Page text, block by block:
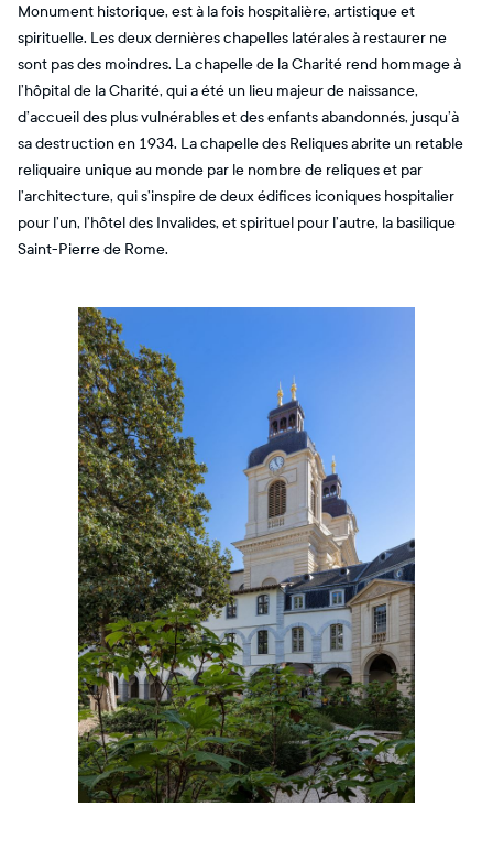
Monument historique, est à la fois hospitalière, artistique et
spirituelle. Les deux dernières chapelles latérales à restaurer ne
sont pas des moindres. La chapelle de la Charité rend hommage à
l’hôpital de la Charité, qui a été un lieu majeur de naissance,
d’accueil des plus vulnérables et des enfants abandonnés, jusqu’à
sa destruction en 1934. La chapelle des Reliques abrite un retable
reliquaire unique au monde par le nombre de reliques et par
l’architecture, qui s’inspire de deux édifices iconiques hospitalier
pour l’un, l’hôtel des Invalides, et spirituel pour l’autre, la basilique
Saint-Pierre de Rome.